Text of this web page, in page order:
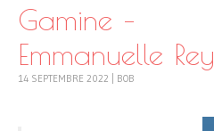
Gamine –
Emmanuelle Rey
14 SEPTEMBRE 2022 BOB